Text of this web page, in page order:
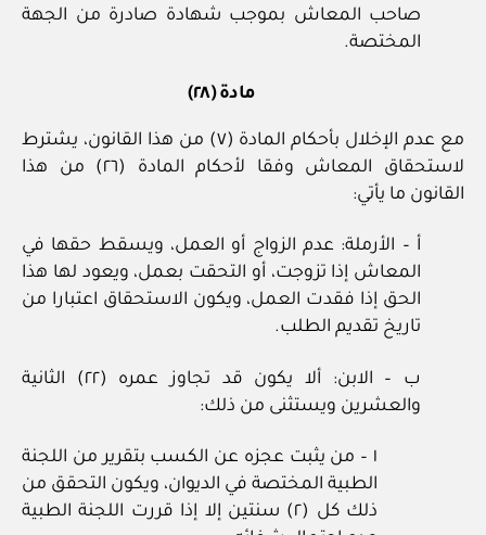
صاحب المعاش بموجب شهادة صادرة من الجهة
المختصة.
مادة (٢٨)
مع عدم الإخلال بأحكام المادة (٧) من هذا القانون، يشترط
لاستحقاق المعاش وفقا لأحكام المادة (٢٦) من هذا
القانون ما يأتي:
أ – الأرملة: عدم الزواج أو العمل، ويسقط حقها في
المعاش إذا تزوجت، أو التحقت بعمل، ويعود لها هذا
الحق إذا فقدت العمل، ويكون الاستحقاق اعتبارا من
تاريخ تقديم الطلب.
ب – الابن: ألا يكون قد تجاوز عمره (٢٢) الثانية
والعشرين ويستثنى من ذلك:
١ – من يثبت عجزه عن الكسب بتقرير من اللجنة
الطبية المختصة في الديوان، ويكون التحقق من
ذلك كل (٢) سنتين إلا إذا قررت اللجنة الطبية